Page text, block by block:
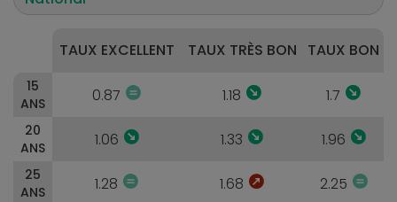
TAUX EXCELLENT TAUX TRÈS BON TAUX BON
15
ANS
0.87 1.18 1.7
20
ANS
1.06 1.33 1.96
25
ANS
1.28 1.68 2.25